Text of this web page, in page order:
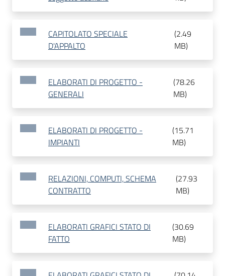
CAPITOLATO SPECIALE
D'APPALTO
(2.49
MB)
ELABORATI DI PROGETTO -
GENERALI
(78.26
MB)
ELABORATI DI PROGETTO -
IMPIANTI
(15.71
MB)
RELAZIONI, COMPUTI, SCHEMA
CONTRATTO
(27.93
MB)
ELABORATI GRAFICI STATO DI
FATTO
(30.69
MB)